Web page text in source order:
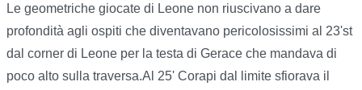
Le geometriche giocate di Leone non riuscivano a dare
profondità agli ospiti che diventavano pericolosissimi al 23'st
dal corner di Leone per la testa di Gerace che mandava di
poco alto sulla traversa.Al 25' Corapi dal limite sfiorava il